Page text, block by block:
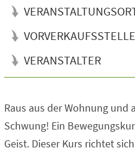
VORVERKAUFSSTELLE
VERANSTALTER
Raus aus der Wohnung und
Schwung! Ein
Geist. Dieser Kurs richtet